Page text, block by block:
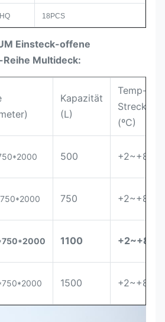
18PCS
Einsteck-offene
Multideck:
Kapazität
(L)
Temp-
Strecke
(ºC)
500 +2~+8
750 +2~+8
1100 +2~+8
1500 +2~+8